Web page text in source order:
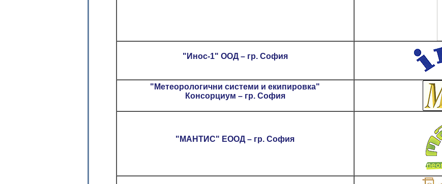
"Инос-1" ООД – гр. София
"Метеорологични системи и екипировка"
Консорциум – гр. София
"МАНТИС" ЕООД – гр. София